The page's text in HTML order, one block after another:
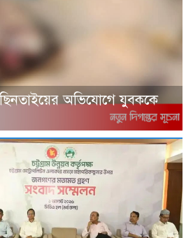
অভিযোগে যুবককে